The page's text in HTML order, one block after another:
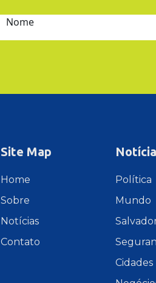
Nome
Site Map
Home
Sobre
Notícias
Contato
Política
Mundo
Cidades